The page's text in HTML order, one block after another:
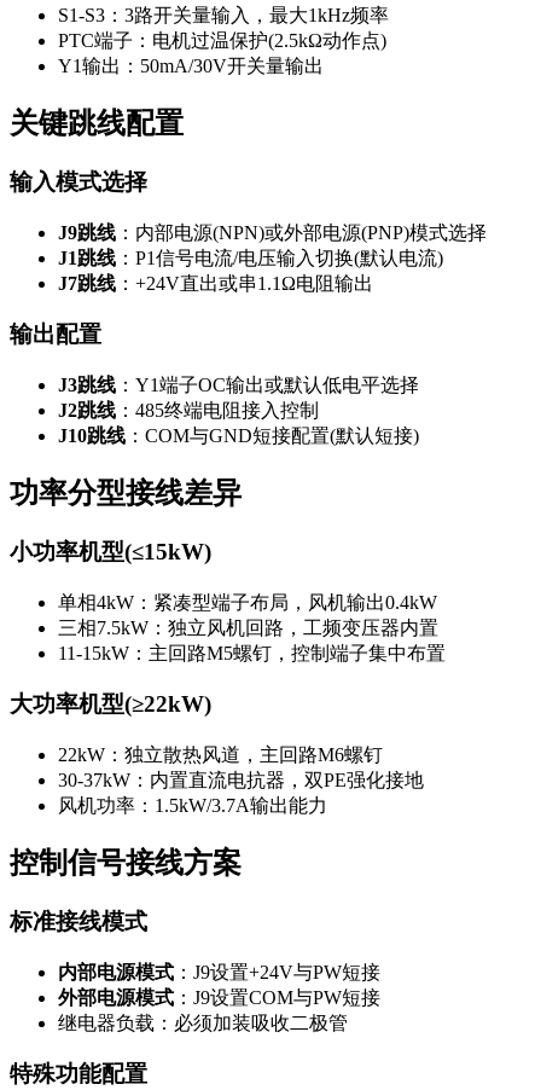
S1-S3：3路开关量输入，最大1kHz频率
PTC端子：电机过温保护(2.5kΩ动作点)
Y1输出：50mA/30V开关量输出
关键跳线配置
输入模式选择
J9跳线 ：内部电源(NPN)或外部电源(PNP)模式选择
J1跳线 ：P1信号电流/电压输入切换(默认电流)
J7跳线 ：+24V直出或串1.1Ω电阻输出
输出配置
J3跳线 ：Y1端子OC输出或默认低电平选择
J2跳线 ：485终端电阻接入控制
J10跳线 ：COM与GND短接配置(默认短接)
功率分型接线差异
小功率机型(≤15kW)
单相4kW：紧凑型端子布局，风机输出0.4kW
三相7.5kW：独立风机回路，工频变压器内置
11-15kW：主回路M5螺钉，控制端子集中布置
大功率机型(≥22kW)
22kW：独立散热风道，主回路M6螺钉
30-37kW：内置直流电抗器，双PE强化接地
风机功率：1.5kW/3.7A输出能力
控制信号接线方案
标准接线模式
内部电源模式 ：J9设置+24V与PW短接
外部电源模式 ：J9设置COM与PW短接
继电器负载：必须加装吸收二极管
特殊功能配置